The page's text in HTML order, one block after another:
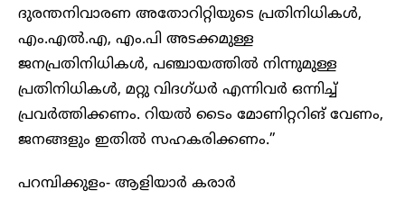
ദുരന്തനിവാരണ അതോറിറ്റിയുടെ പ്രതിനിധികൾ,
എം.എൽ.എ, എം.പി അടക്കമുള്ള
ജനപ്രതിനിധികൾ, പഞ്ചായത്തിൽ നിന്നുമുള്ള
പ്രതിനിധികൾ, മറ്റു വിദഗ്ധർ എന്നിവർ ഒന്നിച്ച്
പ്രവർത്തിക്കണം. റിയൽ ടൈം മോണിറ്ററിങ് വേണം,
ജനങ്ങളും ഇതിൽ സഹകരിക്കണം.”
പറമ്പിക്കുളം- ആളിയാർ കരാർ